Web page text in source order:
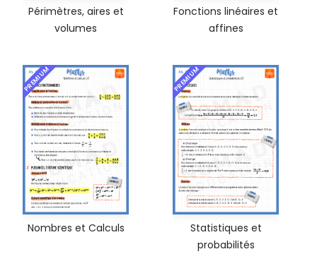
Périmètres, aires et
volumes
Fonctions linéaires et
affines
PREMIUM
Nombres et Calculs
PREMIUM
Statistiques et
probabilités